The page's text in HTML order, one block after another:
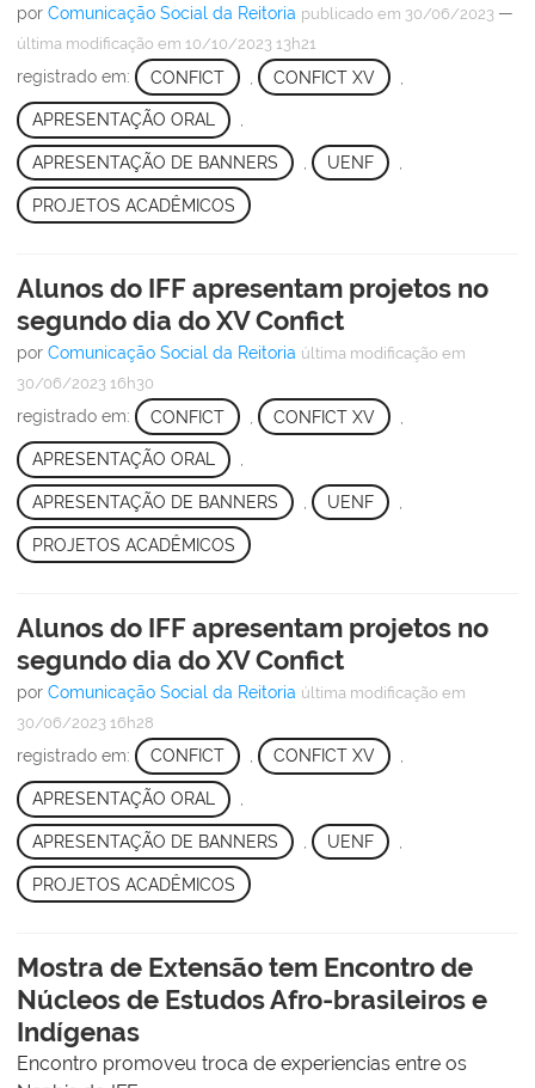
por Comunicação Social da Reitoria publicado em 30/06/2023 —
última modificação em 10/10/2023 13h21
registrado em: CONFICT CONFICT XV
APRESENTAÇÃO ORAL ,
APRESENTAÇÃO DE BANNERS UENF
PROJETOS ACADÊMICOS
Alunos do IFF apresentam projetos no
segundo dia do XV Confict
por Comunicação Social da Reitoria última modificação em
30/06/2023 16h30
registrado em: CONFICT CONFICT XV
APRESENTAÇÃO ORAL ,
APRESENTAÇÃO DE BANNERS UENF
PROJETOS ACADÊMICOS
Alunos do IFF apresentam projetos no
segundo dia do XV Confict
por Comunicação Social da Reitoria última modificação em
30/06/2023 16h28
registrado em: CONFICT , CONFICT XV ,
APRESENTAÇÃO ORAL
APRESENTAÇÃO DE BANNERS UENF
PROJETOS ACADÊMICOS
Mostra de Extensão tem Encontro de
Núcleos de Estudos Afro-brasileiros e
Indígenas
Encontro promoveu troca de experiencias entre os